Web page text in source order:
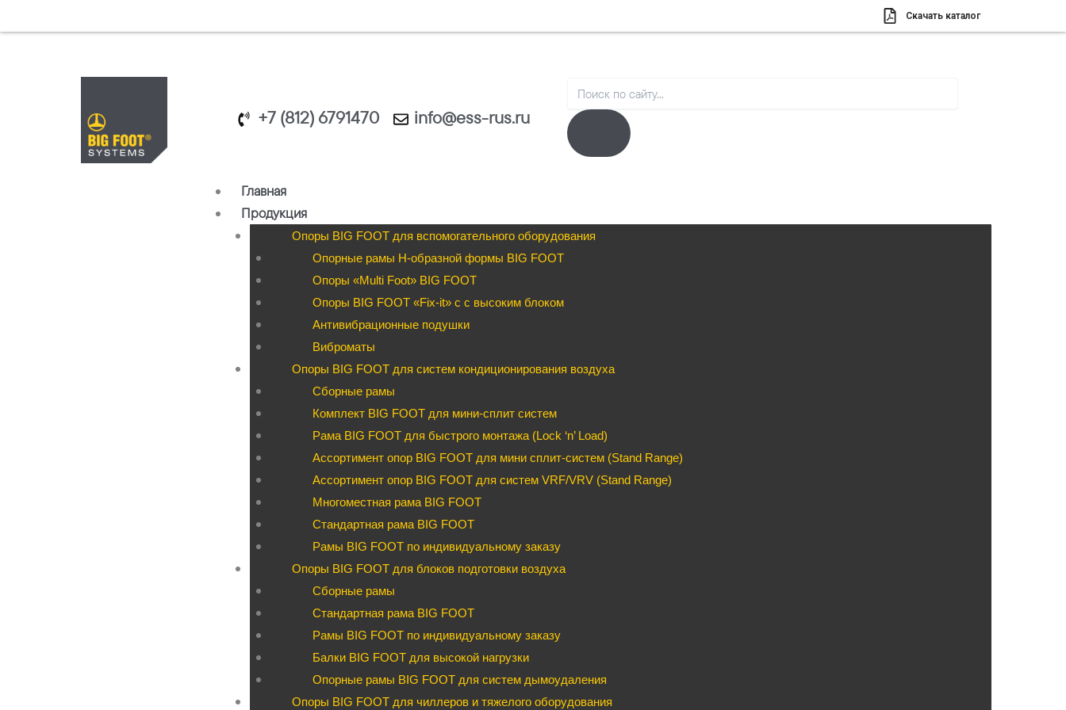
к
Скачать каталог
+7 (812) 6791470 info@ess-rus.ru
Главная
Продукция
Опоры BIG FOOT для вспомогательного оборудования
Опорные рамы H-образной формы BIG FOOT
Опоры «Multi Foot» BIG FOOT
Опоры BIG FOOT «Fix-it» c с высоким блоком
Антивибрационные подушки
Виброматы
Опоры BIG FOOT для систем кондиционирования воздуха
Сборные рамы
Комплект BIG FOOT для мини-сплит систем
Рама BIG FOOT для быстрого монтажа (Lock ‘n’ Load)
Ассортимент опор BIG FOOT для мини сплит-систем (Stand Range)
Ассортимент опор BIG FOOT для систем VRF/VRV (Stand Range)
Многоместная рама BIG FOOT
Стандартная рама BIG FOOT
Рамы BIG FOOT по индивидуальному заказу
Опоры BIG FOOT для блоков подготовки воздуха
Сборные рамы
Стандартная рама BIG FOOT
Рамы BIG FOOT по индивидуальному заказу
Балки BIG FOOT для высокой нагрузки
Опорные рамы BIG FOOT для систем дымоудаления
Опоры BIG FOOT для чиллеров и тяжелого оборудования